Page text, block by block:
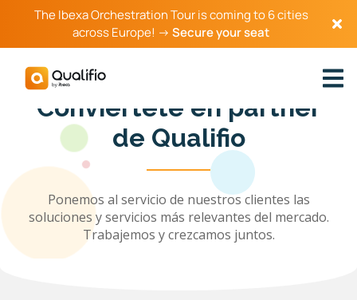
The Ibexa Orchestration Tour is coming to 6 cities
across Europe! →Secure your seat
Conviértete en partner
de Qualifio
Ponemos al servicio de nuestros clientes las
soluciones y servicios más relevantes del mercado.
Trabajemos y crezcamos juntos.